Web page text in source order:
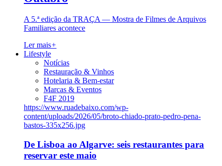
A 5.ª edição da TRAÇA — Mostra de Filmes de Arquivos
Familiares acontece
Ler mais+
Lifestyle
Notícias
Restauração & Vinhos
Hotelaria & Bem-estar
Marcas & Eventos
F4F 2019
https://www.ruadebaixo.com/wp-
content/uploads/2026/05/broto-chiado-prato-pedro-pena-
bastos-335x256.jpg
De Lisboa ao Algarve: seis restaurantes para
reservar este maio